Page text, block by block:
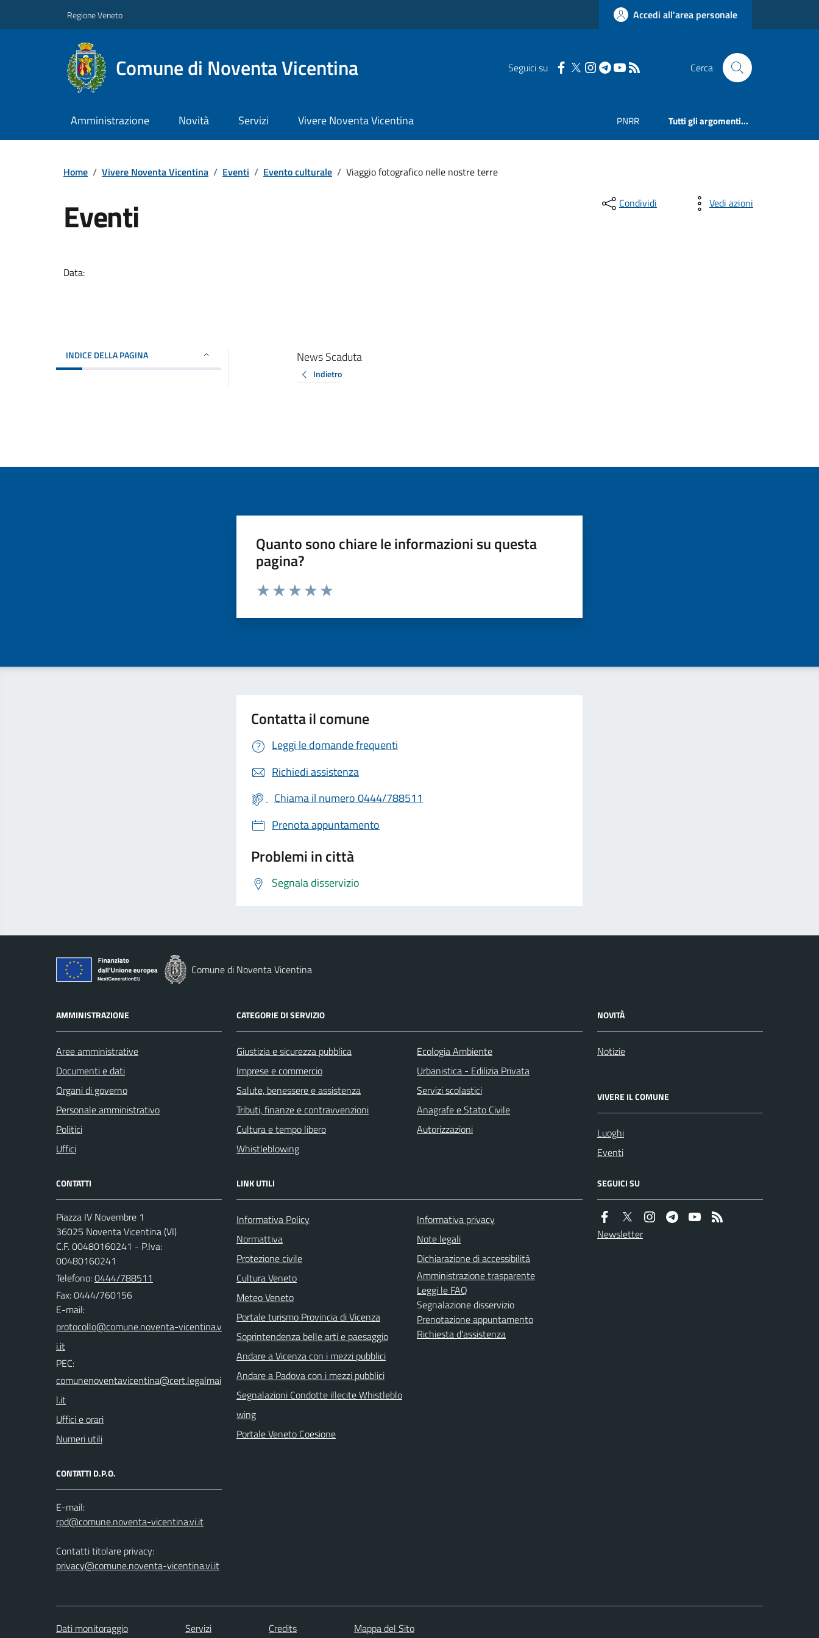
Regione Veneto Accedi all'area personale
Comune di Noventa Vicentina Seguici su Cerca
Amministrazione Novità Servizi Vivere Noventa Vicentina PNRR Tutti gli argomenti...
Home / Vivere Noventa Vicentina / Eventi / Evento culturale / Viaggio fotografico nelle nostre terre
Eventi
Data:
Condividi Vedi azioni
INDICE DELLA PAGINA News Scaduta
Indietro
Quanto sono chiare le informazioni su questa
pagina?
Valuta da 1 a 5 stelle la pagina
Contatta il comune
Leggi le domande frequenti
Richiedi assistenza
Chiama il numero 0444/788511
Prenota appuntamento
Problemi in città
Segnala disservizio
Comune di Noventa Vicentina
AMMINISTRAZIONE
Aree amministrative
Documenti e dati
Organi di governo
Personale amministrativo
Politici
Uffici
CATEGORIE DI SERVIZIO
Giustizia e sicurezza pubblica
Imprese e commercio
Salute, benessere e assistenza
Tributi, finanze e contravvenzioni
Cultura e tempo libero
Whistleblowing
Ecologia Ambiente
Urbanistica - Edilizia Privata
Servizi scolastici
Anagrafe e Stato Civile
Autorizzazioni
NOVITÀ
Notizie
VIVERE IL COMUNE
Luoghi
Eventi
CONTATTI
Piazza IV Novembre 1
36025 Noventa Vicentina (VI)
C.F. 00480160241 - P.Iva:
00480160241
Telefono:0444/788511
Fax: 0444/760156
E-mail:
PEC:
Uffici e orari
Numeri utili
CONTATTI D.P.O.
E-mail:
Contatti titolare privacy:
privacy@comune.noventa-vicentina.vi.it
LINK UTILI
Informativa Policy
Normattiva
Protezione civile
Cultura Veneto
Meteo Veneto
Portale turismo Provincia di Vicenza
Soprintendenza belle arti e paesaggio
Andare a Vicenza con i mezzi pubblici
Andare a Padova con i mezzi pubblici
Segnalazioni Condotte illecite Whistleblo
wing
Portale Veneto Coesione
Informativa privacy
Note legali
Dichiarazione di accessibilità
Amministrazione trasparente
Leggi le FAQ
Segnalazione disservizio
Prenotazione appuntamento
Richiesta d'assistenza
SEGUICI SU
Newsletter
Dati monitoraggio Servizi Credits Mappa del Sito